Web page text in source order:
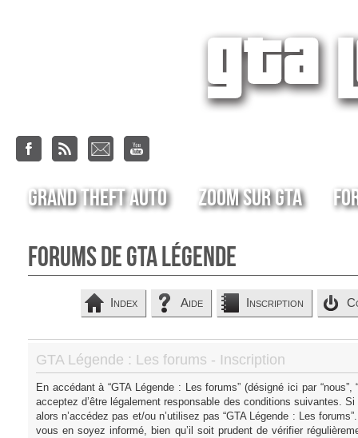
Grand Theft Auto Zoom sur GTA
Forums de GTA Légende
Index Aide Inscription
GTA Légende : Les forums - Inscription
En accédant à “GTA Légende : Les forums” (désigné ici par
acceptez d’être légalement responsable des conditions suivantes.
alors n’accédez pas et/ou n’utilisez pas “GTA Légende : Les
vous en soyez informé, bien qu’il soit prudent de vérifier